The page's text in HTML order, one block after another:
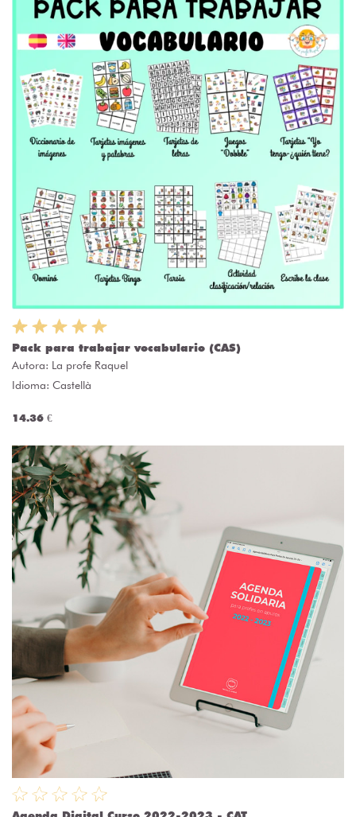
Pack para trabajar vocabulario (CAS)
Autora: La profe Raquel
Idioma: Castellà
14.36 €